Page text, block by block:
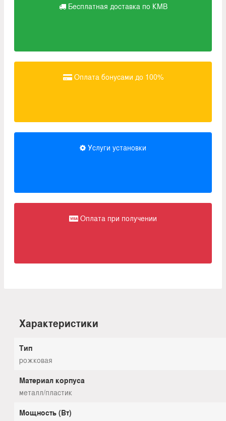
Бесплатная доставка по КМВ
Оплата бонусами до 100%
Услуги установки
Оплата при получении
Характеристики
Тип
рожковая
Материал корпуса
металл/пластик
Мощность (Вт)